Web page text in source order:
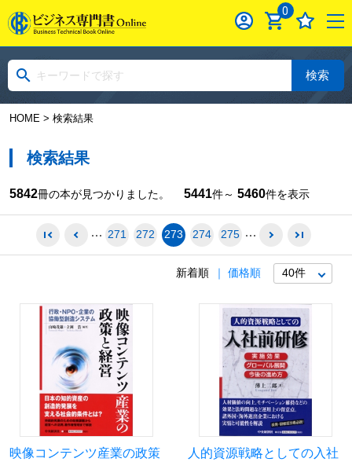
0
検索
HOME> 検索結果
検索結果
5842冊の本が見つかりました。 5441件～ 5460件を表示
271 272 273 274 275
新着順 価格順
映像コンテンツ産業の政策
人的資源戦略としての入社